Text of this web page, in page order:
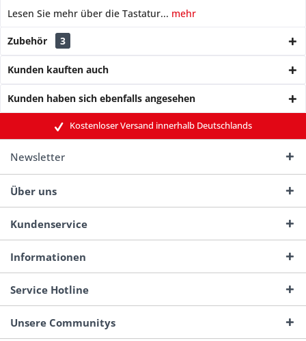
Lesen Sie mehr über die Tastatur... mehr
Zubehör 3
Kunden kauften auch
Kunden haben sich ebenfalls angesehen
Kostenloser Versand innerhalb Deutschlands
Newsletter
Über uns
Kundenservice
Informationen
Service Hotline
Unsere Communitys